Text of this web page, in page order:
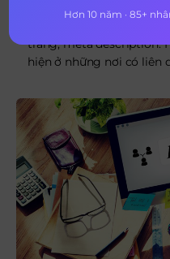
trang, meta description.
hiện ở những nơi có liên
Hơn 10 năm · 85+